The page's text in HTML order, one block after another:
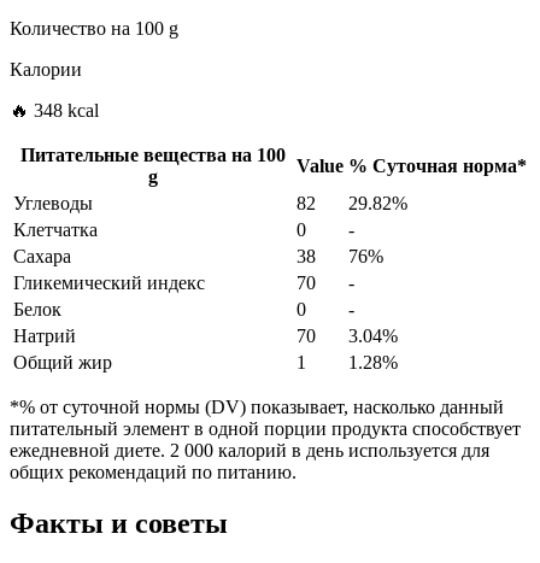
Количество на 100 g
Калории
🔥 348 kcal
Питательные вещества на 100
g
Value % Суточная норма*
Углеводы
82
29.82%
Клетчатка
0
-
Сахара
38
76%
Гликемический индекс
70
-
Белок
0
-
Натрий
70
3.04%
Общий жир
1 1.28%
*% от суточной нормы (DV) показывает, насколько данный
питательный элемент в одной порции продукта способствует
ежедневной диете. 2 000 калорий в день используется для
общих рекомендаций по питанию.
Факты и советы